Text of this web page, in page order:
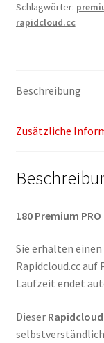
Schlagwörter:
rapidcloud.cc
Beschreibung
Zusätzliche
180 Premium
Sie erhalten
Rapidcloud.cc auf
Laufzeit endet
Dieser Rapidcloud